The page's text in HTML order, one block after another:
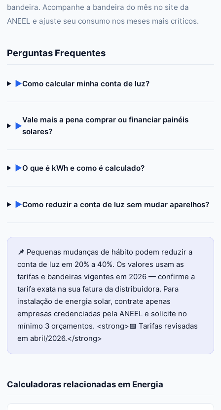
bandeira. Acompanhe a bandeira do mês no site da
ANEEL e ajuste seu consumo nos meses mais críticos.
Perguntas Frequentes
▶Como calcular minha conta de luz?
▶
Vale mais a pena comprar ou financiar painéis
solares?
▶O que é kWh e como é calculado?
▶Como reduzir a conta de luz sem mudar aparelhos?
📌 Pequenas mudanças de hábito podem reduzir a
conta de luz em 20% a 40%. Os valores usam as
tarifas e bandeiras vigentes em 2026 — confirme a
tarifa exata na sua fatura da distribuidora. Para
instalação de energia solar, contrate apenas
empresas credenciadas pela ANEEL e solicite no
mínimo 3 orçamentos. <strong>📅 Tarifas revisadas
em abril/2026.</strong>
Calculadoras relacionadas em Energia